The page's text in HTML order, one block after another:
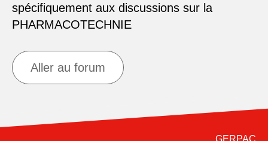
spécifiquement aux discussions sur la
PHARMACOTECHNIE
Aller au forum